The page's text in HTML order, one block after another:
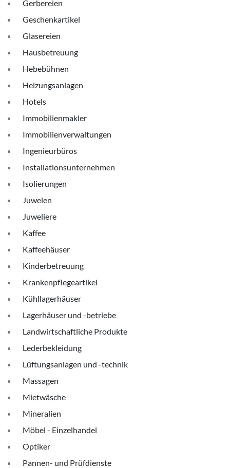
Gerbereien
Geschenkartikel
Glasereien
Hausbetreuung
Hebebühnen
Heizungsanlagen
Hotels
Immobilienmakler
Immobilienverwaltungen
Ingenieurbüros
Installationsunternehmen
Isolierungen
Juwelen
Juweliere
Kaffee
Kaffeehäuser
Kinderbetreuung
Krankenpflegeartikel
Kühllagerhäuser
Lagerhäuser und -betriebe
Landwirtschaftliche Produkte
Lederbekleidung
Lüftungsanlagen und -technik
Massagen
Mietwäsche
Mineralien
Möbel - Einzelhandel
Optiker
Pannen- und Prüfdienste